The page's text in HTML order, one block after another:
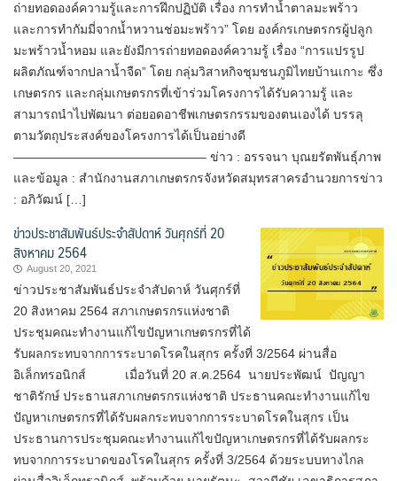
ถ่ายทอดองค์ความรู้และการฝึกปฏิบัติ เรื่อง การทำน้ำตาลมะพร้าว
และการทำกัมมี่จากน้ำหวานช่อมะพร้าว” โดย องค์กรเกษตรกรผู้ปลูก
มะพร้าวน้ำหอม และยังมีการถ่ายทอดองค์ความรู้ เรื่อง “การแปรรูป
ผลิตภัณฑ์จากปลาน้ำจืด” โดย กลุ่มวิสาหกิจชุมชนภูมิไทยบ้านเกาะ ซึ่ง
เกษตรกร และกลุ่มเกษตรกรที่เข้าร่วมโครงการได้รับความรู้ และ
สามารถนำไปพัฒนา ต่อยอดอาชีพเกษตรกรรมของตนเองได้ บรรลุ
ตามวัตถุประสงค์ของโครงการได้เป็นอย่างดี
———————————————– ข่าว : อรรจนา บุณยรัตพันธุ์ภาพ
และข้อมูล : สำนักงานสภาเกษตรกรจังหวัดสมุทรสาครอำนวยการข่าว
: อภิวัฒน์ […]
ข่าวประชาสัมพันธ์ประจำสัปดาห์ วันศุกร์ที่ 20
สิงหาคม 2564
August 20, 2021
ข่าวประชาสัมพันธ์ประจำสัปดาห์ วันศุกร์ที่
20 สิงหาคม 2564 สภาเกษตรกรแห่งชาติ
ประชุมคณะทำงานแก้ไขปัญหาเกษตรกรที่ได้
รับผลกระทบจากการระบาดโรคในสุกร ครั้งที่ 3/2564 ผ่านสื่อ
อิเล็กทรอนิกส์ เมื่อวันที่ 20 ส.ค.2564 นายประพัฒน์ ปัญญา
ชาติรักษ์ ประธานสภาเกษตรกรแห่งชาติ ประธานคณะทำงานแก้ไข
ปัญหาเกษตรกรที่ได้รับผลกระทบจากการระบาดโรคในสุกร เป็น
ประธานการประชุมคณะทำงานแก้ไขปัญหาเกษตรกรที่ได้รับผลกระ
ทบจากการระบาดของโรคในสุกร ครั้งที่ 3/2564 ด้วยระบบทางไกล